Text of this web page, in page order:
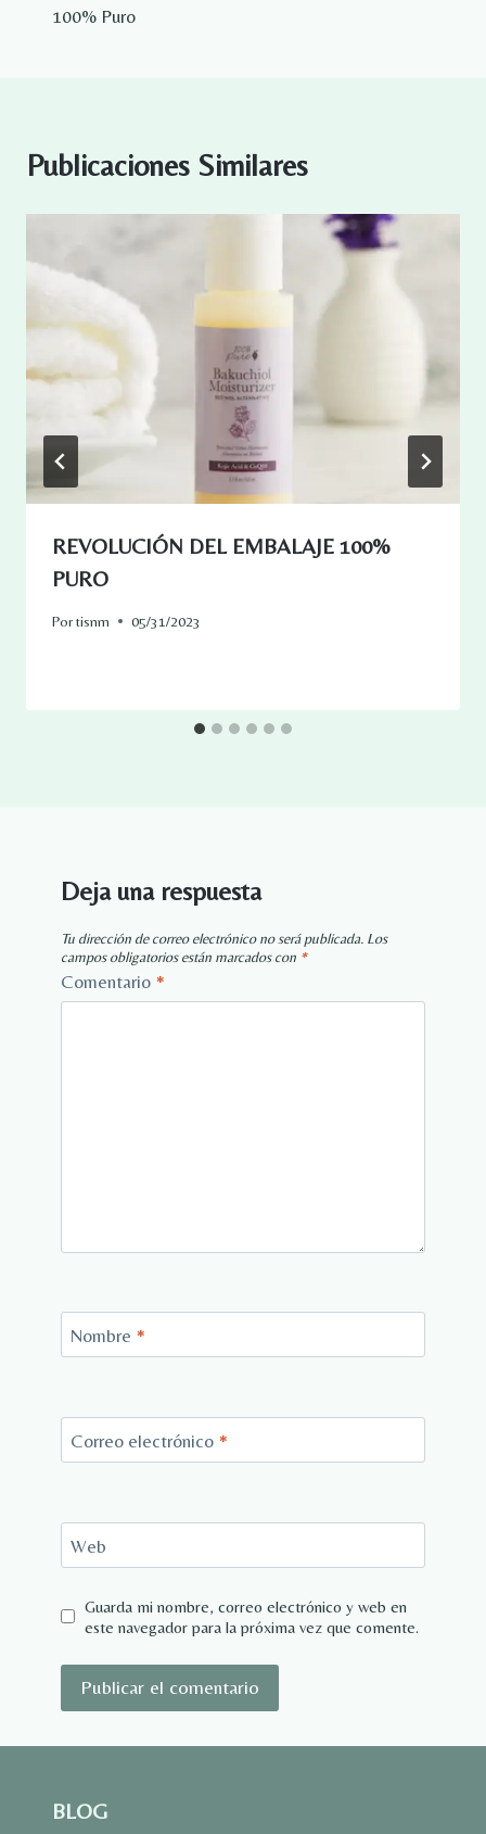
100% Puro
Publicaciones Similares
REVOLUCIÓN DEL EMBALAJE 100%
PURO
Portisnm 05/31/2023
Deja una respuesta
Tu dirección de correo electrónico no será publicada. Los
campos obligatorios están marcados con *
Comentario *
Nombre *
Correo electrónico *
Web
Guarda mi nombre, correo electrónico y web en
este navegador para la próxima vez que comente.
BLOG